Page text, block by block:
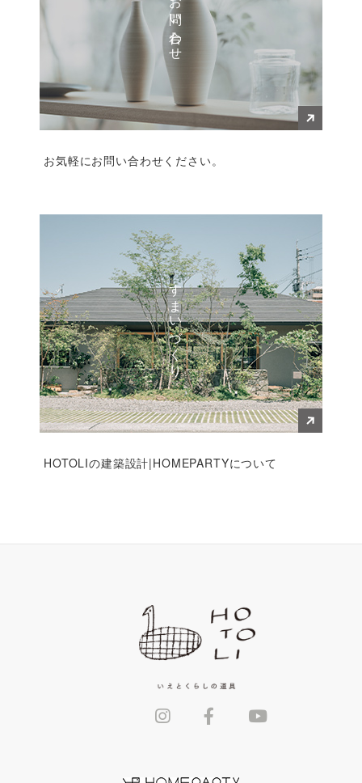
お問い合わせ
お気軽にお問い合わせください。
すまいづくり
HOTOLIの建築設計|HOMEPARTYについて